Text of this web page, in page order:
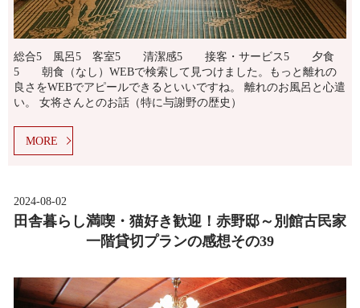
総合5 風呂5 客室5 清潔感5 接客・サービス5 夕食
5 朝食（なし）WEBで検索して見つけました。もっと離れの
良さをWEBでアピールできるといいですね。 離れのお風呂と心遣
い。 女将さんとのお話（特に与謝野の歴史）
MORE
2024-08-02
田舎暮らし満喫・猫好き歓迎！赤野邸～別館古民家
一階貸切プランの感想その39